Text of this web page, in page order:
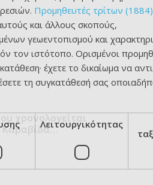
χρονολογείται
Καραβίδα…
Προμηθευτές τρίτων (1884)
και άλλους σκοπούς,
γεωεντοπισμού και
τον ιστότοπο. Ορισμένοι
έχετε το δικαίωμα να
τη συγκατάθεσή σας
Λειτουργικότητας